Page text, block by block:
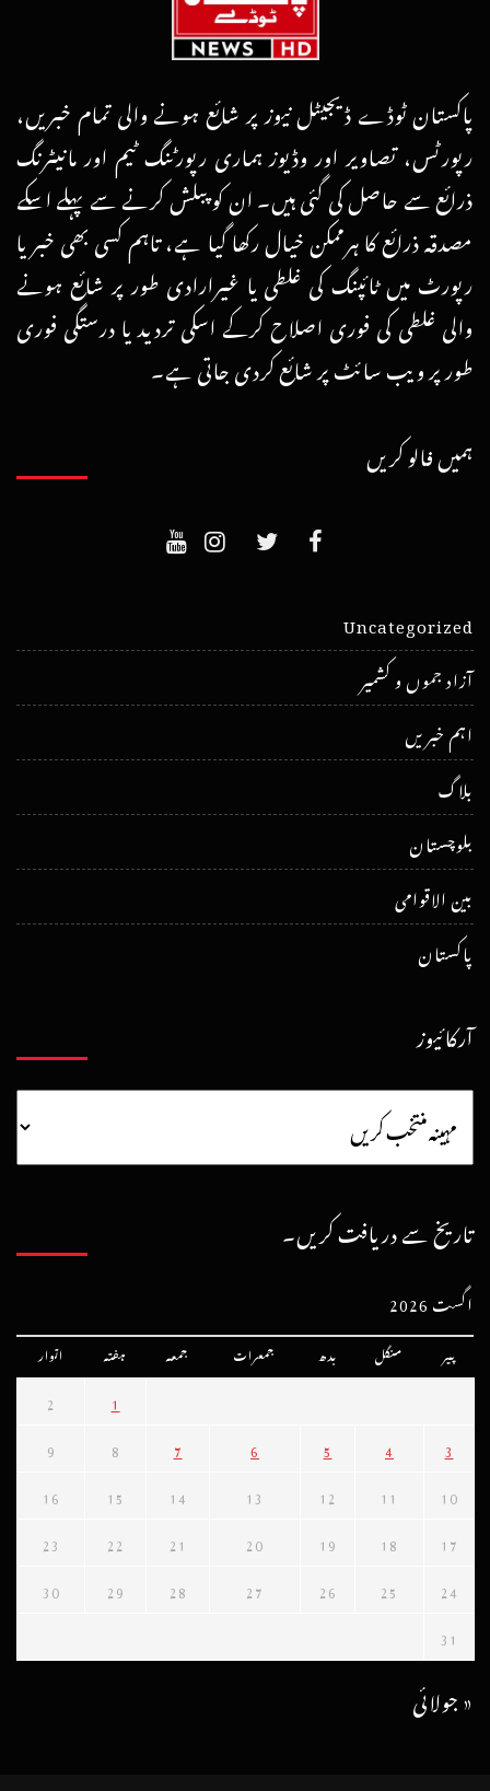
پاکستان ٹوڈے ڈیجیٹل نیوز پر شائع ہونے والی تمام خبریں،
رپورٹس، تصاویر اور وڈیوز ہماری رپورٹنگ ٹیم اور مانیٹرنگ
ذرائع سے حاصل کی گئی ہیں۔ ان کو پبلش کرنے سے پہلے اسکے
مصدقہ ذرائع کا ہرممکن خیال رکھا گیا ہے، تاہم کسی بھی خبر یا
رپورٹ میں ٹائپنگ کی غلطی یا غیرارادی طور پر شائع ہونے
والی غلطی کی فوری اصلاح کرکے اسکی تردید یا درستگی فوری
طور پر ویب سائٹ پر شائع کردی جاتی ہے۔
ہمیں فالو کریں
Uncategorized
آزاد جموں و کشمیر
اہم خبریں
بلاگ
بلوچستان
بین الاقوامی
پاکستان
آرکائیوز
تاریخ سے دریافت کریں۔
اگست 2026
پیر منگل بدھ جمعرات جمعہ ہفتہ اتوار
1
2
3
4
5
6
7
8
9
10
11
12
13
14
15
16
17
18
19
20
21
22
23
24
25
26
27
28
29
30
31
« جولائی